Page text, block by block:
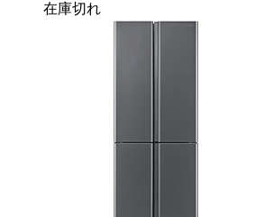
在庫切れ